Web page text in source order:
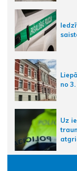
no
Uz